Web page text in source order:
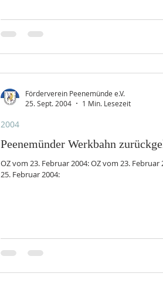
geschichtlich und politisch bedeutende
Peenemünder Werkbahn
OZ vom 23. Februar 2004: OZ vom 23.
25. Februar 2004:
2004
Förderverein Peenemünde e.V.
25. Sept. 2004
1 Min. Lesezeit